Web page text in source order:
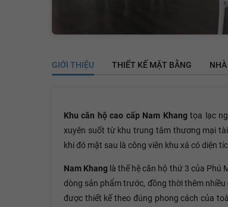
GIỚI THIỆU THIẾT KẾ MẶT BẰNG
Khu căn hộ cao cấp Nam Khangtọa lạc
xuyên suốt từ khu trung tâm thương mại
khi đó mặt sau là công viên khu xá có diện
Nam Khang là thế hệ căn hộ thứ 3 của
dòng sản phẩm trước, đồng thời thêm
được thiết kế theo đúng phong cách của